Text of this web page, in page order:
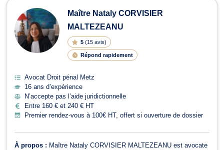
Maître Nataly CORVISIER
MALTEZEANU
5 (15 avis)
Répond rapidement
Avocat Droit pénal Metz
16 ans d’expérience
N’accepte pas l’aide juridictionnelle
Entre 160 € et 240 € HT
Premier rendez-vous à 100€ HT, offert si ouverture de dossier
À propos : Maître Nataly CORVISIER MALTEZEANU est avocate